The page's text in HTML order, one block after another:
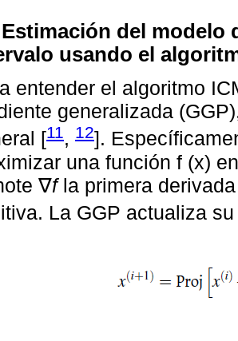
del modelo
usando el
entender el algoritmo
generalizada
[11, 12].
una función f (x)
∇fla primera
La GGP actualiza